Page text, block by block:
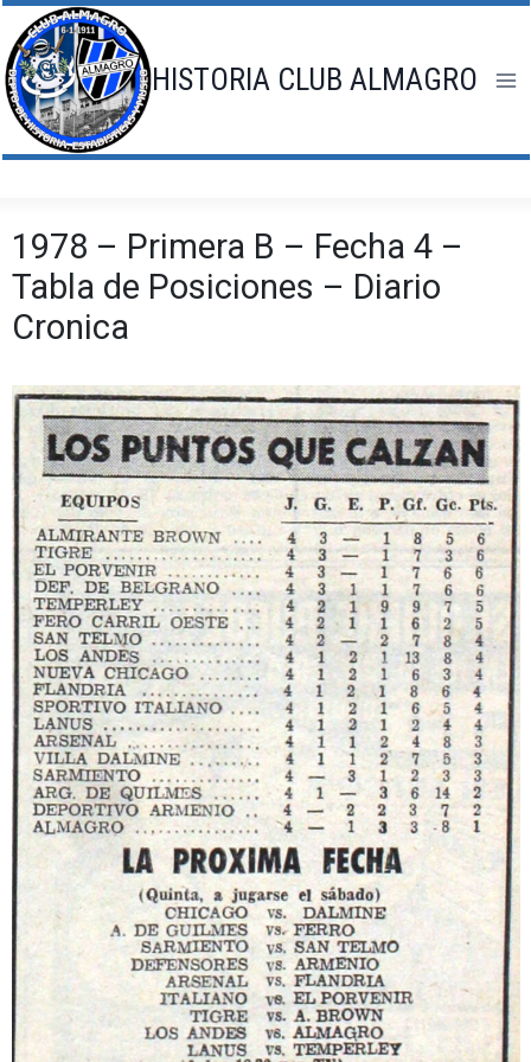
Saltar
al
contenido
HISTORIA CLUB ALMAGRO
1978 – Primera B – Fecha 4 –
Tabla de Posiciones – Diario
Cronica